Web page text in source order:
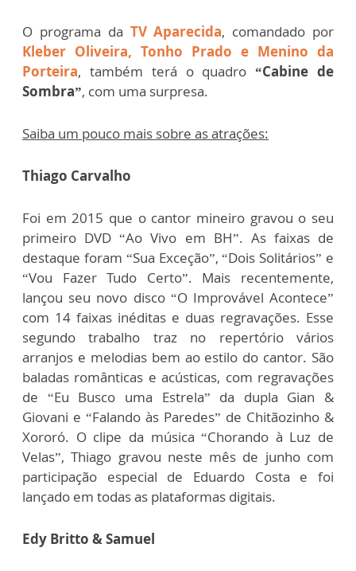
O programa da TV Aparecida, comandado por
Kleber Oliveira, Tonho Prado e Menino da
Porteira, também terá o quadro“Cabine de
Sombra”, com uma surpresa.
Saiba um pouco mais sobre as atrações:
Thiago Carvalho
Foi em 2015 que o cantor mineiro gravou o seu
primeiro DVD “Ao Vivo em BH”. As faixas de
destaque foram “Sua Exceção”, “Dois Solitários” e
“Vou Fazer Tudo Certo”. Mais recentemente,
lançou seu novo disco “O Improvável Acontece”
com 14 faixas inéditas e duas regravações. Esse
segundo trabalho traz no repertório vários
arranjos e melodias bem ao estilo do cantor. São
baladas românticas e acústicas, com regravações
de “Eu Busco uma Estrela” da dupla Gian &
Giovani e “Falando às Paredes” de Chitãozinho &
Xororó. O clipe da música “Chorando à Luz de
Velas”, Thiago gravou neste mês de junho com
participação especial de Eduardo Costa e foi
lançado em todas as plataformas digitais.
Edy Britto & Samuel